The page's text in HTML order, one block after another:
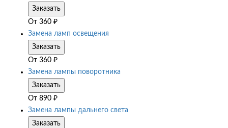
Заказать
От 360 ₽
Замена ламп освещения
Заказать
От 360 ₽
Замена лампы поворотника
Заказать
От 890 ₽
Замена лампы дальнего света
Заказать